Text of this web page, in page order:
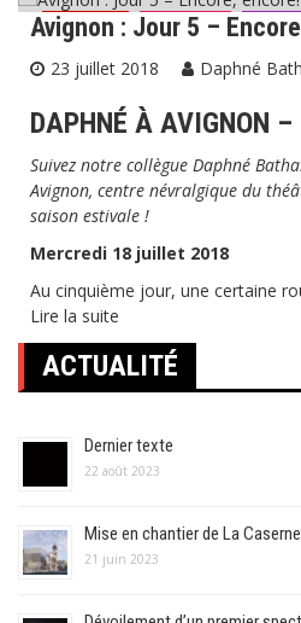
Avignon Critiques
Avignon : Jour 5 –
23 juillet 2018 Daphné
DAPHNÉ À AVIGNON –
Suivez notre collègue Daphné
Avignon, centre névralgique du
saison estivale !
Mercredi 18 juillet 2018
Au cinquième jour, une certaine
Lire la suite
ACTUALITÉ
Dernier texte
22 août 2023
Mise en chantier de La
21 juin 2023